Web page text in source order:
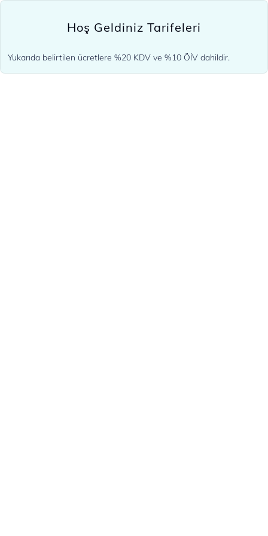
Hoş Geldiniz Tarifeleri
Yukarıda belirtilen ücretlere %20 KDV ve %10 ÖİV dahildir.